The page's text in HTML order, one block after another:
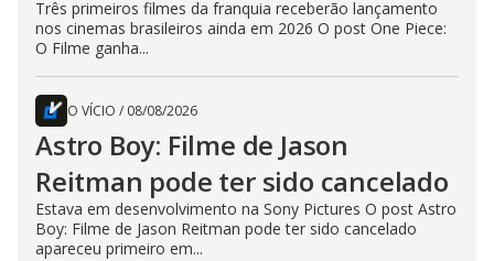
Três primeiros filmes da franquia receberão lançamento
nos cinemas brasileiros ainda em 2026 O post One Piece:
O Filme ganha...
O VÍCIO / 08/08/2026
Astro Boy: Filme de Jason
Reitman pode ter sido cancelado
Estava em desenvolvimento na Sony Pictures O post Astro
Boy: Filme de Jason Reitman pode ter sido cancelado
apareceu primeiro em...